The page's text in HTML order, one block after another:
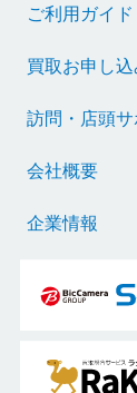
ご利用ガイド
買取お申し込
訪問・店頭サ
会社概要
企業情報